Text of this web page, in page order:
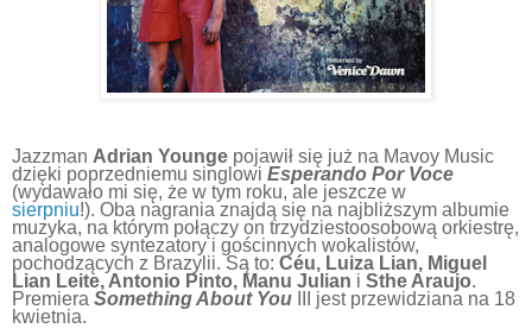
Jazzman Adrian Younge pojawił się już na Mavoy Music
dzięki poprzedniemu singlowi Esperando Por Voce
(wydawało mi się, że w tym roku, ale jeszcze w
sierpniu!). Oba nagrania znajdą się na najbliższym albumie
muzyka, na którym połączy on trzydziestoosobową orkiestrę,
analogowe syntezatory i gościnnych wokalistów,
pochodzących z Brazylii. Są to: Céu, Luiza Lian, Miguel
Lian Leite, Antonio Pinto, Manu Julian i Sthe Araujo.
Premiera Something About You III jest przewidziana na 18
kwietnia.